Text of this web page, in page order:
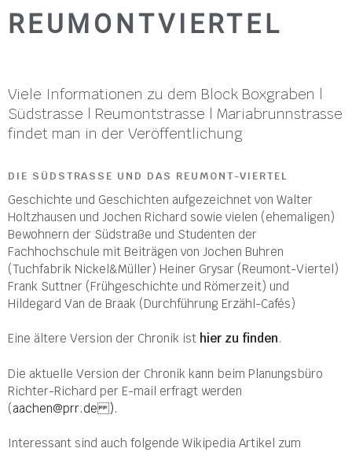
REUMONTVIERTEL
Viele Informationen zu dem Block Boxgraben |
Südstrasse | Reumontstrasse | Mariabrunnstrasse
findet man in der Veröffentlichung
DIE SÜDSTRASSE UND DAS REUMONT-VIERTEL
Geschichte und Geschichten aufgezeichnet von Walter
Holtzhausen und Jochen Richard sowie vielen (ehemaligen)
Bewohnern der Südstraße und Studenten der
Fachhochschule mit Beiträgen von Jochen Buhren
(Tuchfabrik Nickel&Müller) Heiner Grysar (Reumont-Viertel)
Frank Suttner (Frühgeschichte und Römerzeit) und
Hildegard Van de Braak (Durchführung Erzähl-Cafés)
Eine ältere Version der Chronik ist hier zu finden.
Die aktuelle Version der Chronik kann beim Planungsbüro
Richter-Richard per E-mail erfragt werden
(aachen@prr.de ).
Interessant sind auch folgende Wikipedia Artikel zum